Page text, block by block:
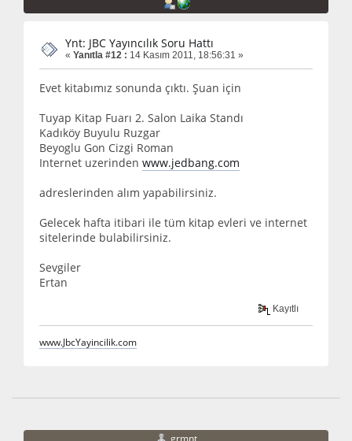
Ynt: JBC Yayıncılık Soru Hattı
« Yanıtla #12 : 14 Kasım 2011, 18:56:31 »
Evet kitabımız sonunda çıktı. Şuan için
Tuyap Kitap Fuarı 2. Salon Laika Standı
Kadıköy Buyulu Ruzgar
Beyoglu Gon Cizgi Roman
Internet uzerinden www.jedbang.com
adreslerinden alım yapabilirsiniz.
Gelecek hafta itibari ile tüm kitap evleri ve internet
sitelerinde bulabilirsiniz.
Sevgiler
Ertan
Kayıtlı
www.JbcYayincilik.com
grmnt